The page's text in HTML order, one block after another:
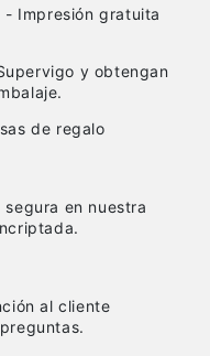
- Impresión gratuita
y obtengan
de regalo
en nuestra
al cliente